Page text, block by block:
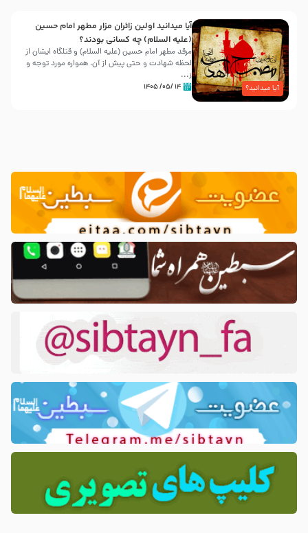
آیا میدانید؟
آیا میدانید اولین زائران مزار مطهر امام حسین
(علیه السلام) چه کسانی بودند؟
مرقد مطهر امام حسین (علیه السلام) و قتلگاه ایشان از
لحظه شهادت و حتی پیش از آن، همواره مورد توجه و
ز...
۱۴ /۰۵/ ۱۴۰۵